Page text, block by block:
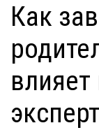
Как